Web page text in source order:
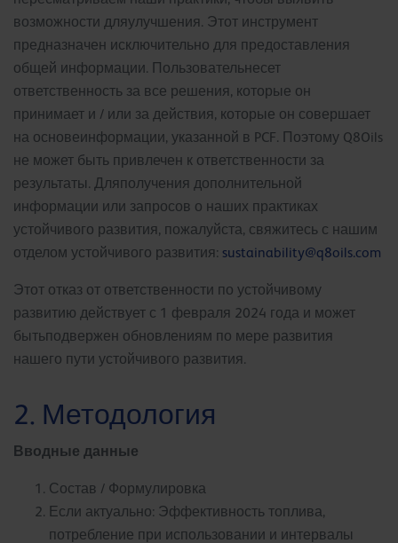
возможности дляулучшения. Этот инструмент
предназначен исключительно для предоставления
общей информации. Пользовательнесет
ответственность за все решения, которые он
принимает и / или за действия, которые он совершает
на основеинформации, указанной в PCF. Поэтому Q8Oils
не может быть привлечен к ответственности за
результаты. Дляполучения дополнительной
информации или запросов о наших практиках
устойчивого развития, пожалуйста, свяжитесь с нашим
отделом устойчивого развития: sustainability@q8oils.com
Этот отказ от ответственности по устойчивому
развитию действует с 1 февраля 2024 года и может
бытьподвержен обновлениям по мере развития
нашего пути устойчивого развития.
2. Методология
Вводные данные ​
Состав / Формулировка
Если актуально: Эффективность топлива,
потребление при использовании и интервалы